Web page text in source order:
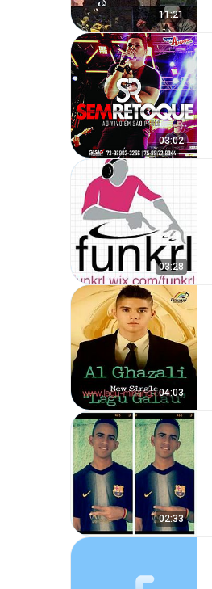
11:21
03:02
03:28
04:03
02:33